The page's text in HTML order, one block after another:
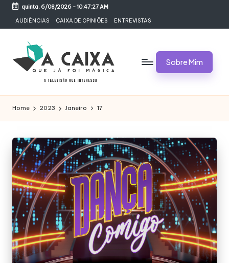
content
quinta, 6/08/2026-10:47:27 AM
AUDIÊNCIAS CAIXA DE OPINIÕES ENTREVISTAS
A
C
A
I
X
A
Q
U
E
J
Programas,
Séries
e
Bastidores
Sobre Mim
Home 2023 Janeiro 17